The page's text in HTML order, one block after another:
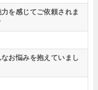
を感じてご依頼されま
お悩みを抱えていまし